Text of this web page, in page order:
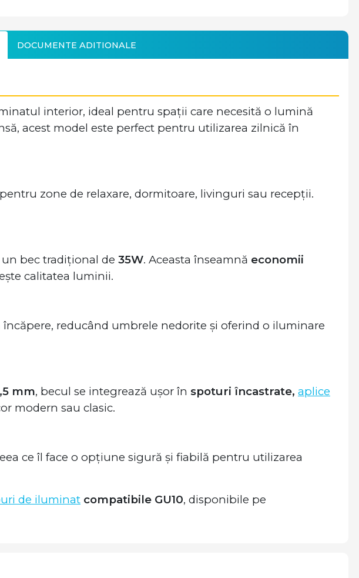
DOCUMENTE ADITIONALE
interior, ideal pentru spații care necesită o lumină
acest model este perfect pentru utilizarea zilnică în
zone de relaxare, dormitoare, livinguri sau recepții.
bec tradițional de 35W. Aceasta înseamnă economii
calitatea luminii.
reducând umbrele nedorite și oferind o iluminare
mm, becul se integrează ușor în spoturi încastrate, aplice
modern sau clasic.
ce îl face o opțiune sigură și fiabilă pentru utilizarea
de iluminat compatibile GU10, disponibile pe